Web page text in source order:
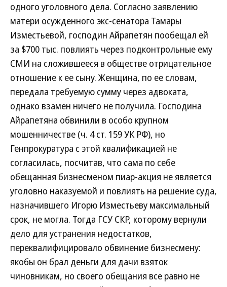
одного уголовного дела. Согласно заявлению
матери осужденного экс-сенатора Тамары
Изместьевой, господин Айрапетян пообещал ей
за $700 тыс. повлиять через подконтрольные ему
СМИ на сложившееся в обществе отрицательное
отношение к ее сыну. Женщина, по ее словам,
передала требуемую сумму через адвоката,
однако взамен ничего не получила. Господина
Айрапетяна обвинили в особо крупном
мошенничестве (ч. 4 ст. 159 УК РФ), но
Генпрокуратура с этой квалификацией не
согласилась, посчитав, что сама по себе
обещанная бизнесменом пиар-акция не является
уголовно наказуемой и повлиять на решение суда,
назначившего Игорю Изместьеву максимальный
срок, не могла. Тогда ГСУ СКР, которому вернули
дело для устранения недостатков,
переквалифицировало обвинение бизнесмену:
якобы он брал деньги для дачи взяток
чиновникам, но своего обещания все равно не